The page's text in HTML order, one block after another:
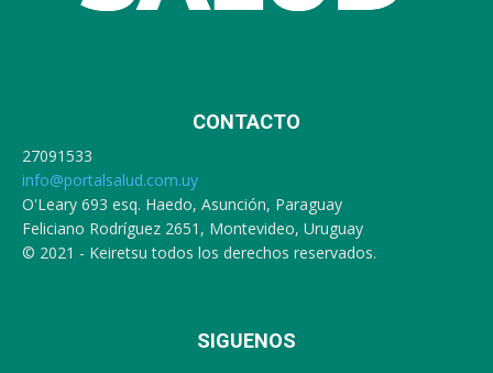
CONTACTO
27091533
info@portalsalud.com.uy
O'Leary 693 esq. Haedo, Asunción, Paraguay
Feliciano Rodríguez 2651, Montevideo, Uruguay
© 2021 - Keiretsu todos los derechos reservados.
SIGUENOS